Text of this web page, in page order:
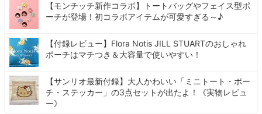
【モンチッチ新作コラボ】トートバッグやフェイス型ポ
ーチが登場！初コラボアイテムが可愛すぎる～♪
【付録レビュー】Flora Notis JILL STUARTのおしゃれ
ポーチはマチつき＆大容量で使いやすい！
【サンリオ最新付録】大人かわいい「ミニトート・ポー
チ・ステッカー」の3点セットが出たよ！《実物レビュ
ー》